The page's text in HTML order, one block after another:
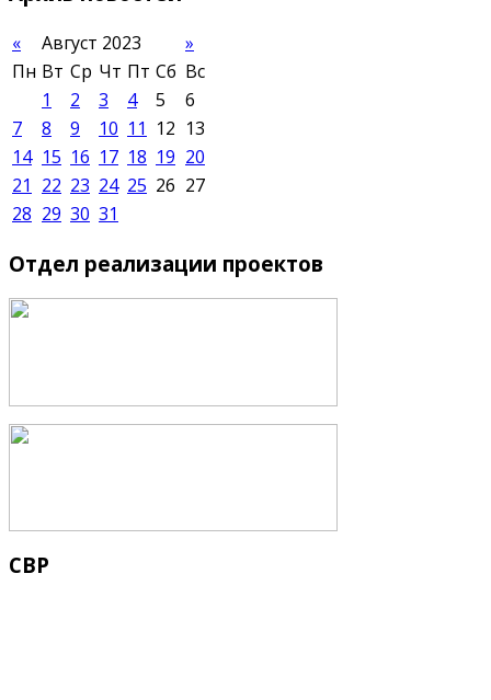
« Август 2023
»
Пн Вт Ср Чт Пт Сб Вс
1
2 3 4 5
6
7
8 9 10 11 12 13
14 15 16 17 18 19 20
21 22 23 24 25 26 27
28 29 30 31
Отдел реализации проектов
СВР